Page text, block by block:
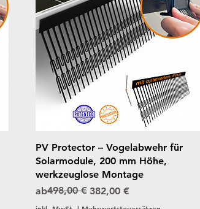
Schnellansicht
PV Protector – Vogelabwehr für
Solarmodule, 200 mm Höhe,
werkzeuglose Montage
ab
Standardpreis
498,00 € 382,00 €
Sale-Preis